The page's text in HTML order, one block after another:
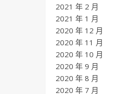
2021 年 2 月
2021 年 1 月
2020 年 12 月
2020 年 11 月
2020 年 10 月
2020 年 9 月
2020 年 8 月
2020 年 7 月